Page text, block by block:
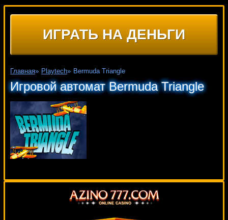
ИГРАТЬ НА ДЕНЬГИ
Главная» Playtech» Bermuda Triangle
Игровой автомат Bermuda Triangle